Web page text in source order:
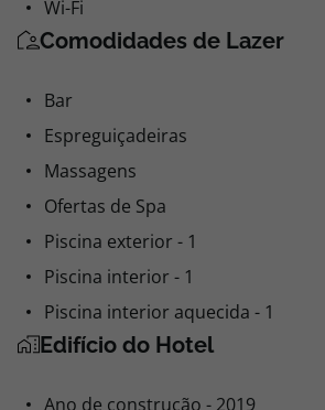
Bar
Massagens
Ofertas de Spa
Piscina exterior - 1
Piscina interior - 1
Piscina interior aquecida - 1
Edifício do Hotel
Ano de construção - 2019